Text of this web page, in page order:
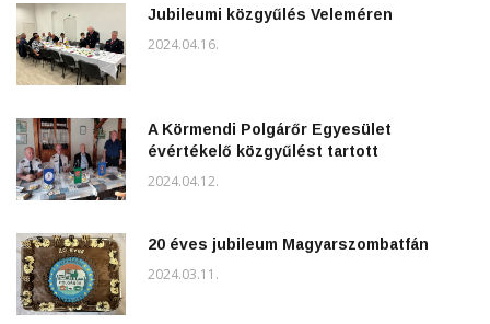
Jubileumi közgyűlés Veleméren
2024.04.16.
A Körmendi Polgárőr Egyesület
évértékelő közgyűlést tartott
2024.04.12.
20 éves jubileum Magyarszombatfán
2024.03.11.